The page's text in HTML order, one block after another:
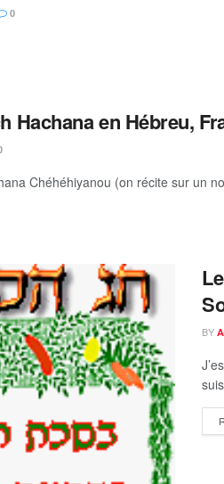
0
Hachana en Hébreu,
BY